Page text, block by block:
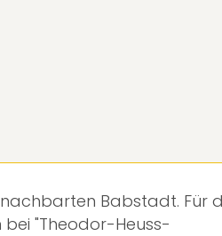
Babstadt. Für
"Theodor-Heuss-